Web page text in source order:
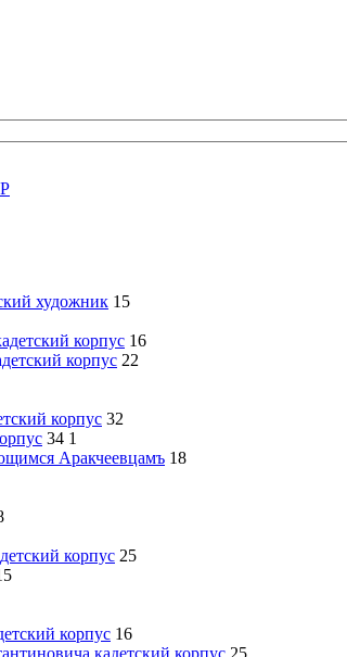
художник 15
корпус 16
корпус 22
корпус 32
34 1
Аракчеевцамъ 18
корпус 25
корпус 16
кадетский корпус 25